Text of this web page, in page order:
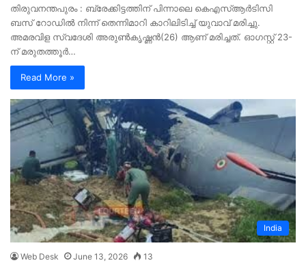
തിരുവനന്തപുരം : ബ്രേക്കിട്ടത്തിന് പിന്നാലെ കെഎസ്ആർടിസി
ബസ് റോഡിൽ നിന്ന് തെന്നിമാറി കാറിലിടിച്ച് യുവാവ് മരിച്ചു.
അമരവിള സ്വദേശി അരുൺകൃഷ്ണൻ(26) ആണ് മരിച്ചത്. ഓഗസ്റ്റ് 23-
ന് മരുതത്തൂർ…
Read More »
India
Web Desk June 13, 2026 13